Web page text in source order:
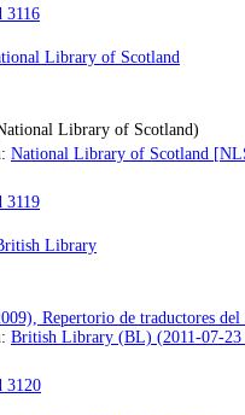
3116
Library of Scotland
Library of Scotland)
National Library of Scotland
3119
Library
Repertorio de traductores
British Library (BL) (2011-07-
3120